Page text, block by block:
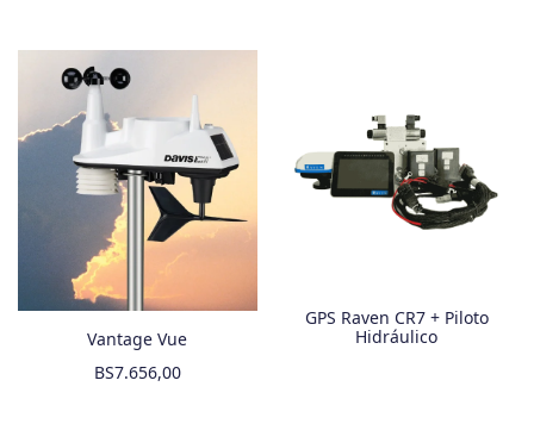
Vantage Vue
BS7.656,00
GPS Raven CR7 + Piloto
Hidráulico